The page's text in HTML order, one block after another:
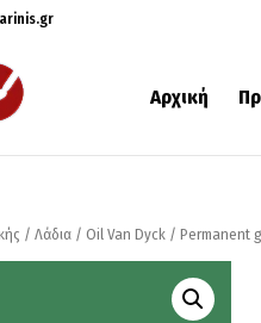
Αρχική
/Λάδια / Oil Van Dyck / Permanent